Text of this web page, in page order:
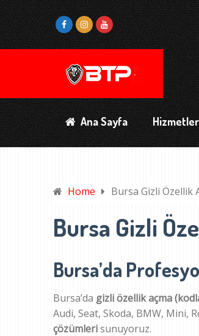
Ana Sayfa
Home Bursa Gizli
Bursa Gizli
Bursa’da
Bursa’da gizli özellik açma
Audi, Seat, Skoda, BMW, Mini,
çözümlerisunuyoruz.